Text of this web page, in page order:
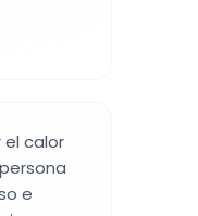
calor
e